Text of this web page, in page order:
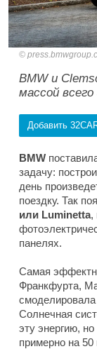
BMW и
массой всего
Добавить
BMW
задачу:
день
поездку. Так
или Luminetta,
панелях.
Самая
Франкфурта,
Солнечная
эту энергию,
примерно на 50